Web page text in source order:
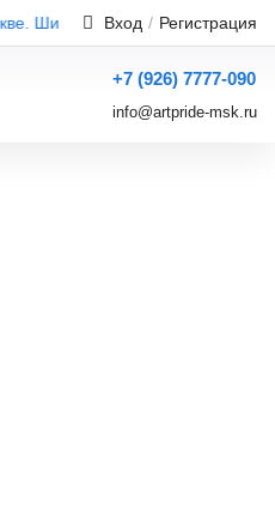
Широкий ассортимент.
Вход / Регистрация
+7 (926) 7777-090
info@artpride-msk.ru